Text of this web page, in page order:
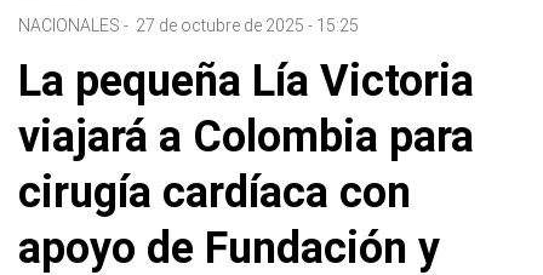
NACIONALES - 27 de octubre de 2025 - 15:25
La pequeña Lía Victoria
viajará a Colombia para
cirugía cardíaca con
apoyo de Fundación y